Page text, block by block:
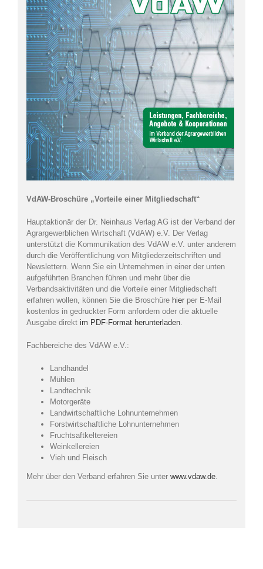
VdAW-Broschüre „Vorteile einer Mitgliedschaft“
Hauptaktionär der Dr. Neinhaus Verlag AG ist der Verband der
Agrargewerblichen Wirtschaft (VdAW) e.V. Der Verlag
unterstützt die Kommunikation des VdAW e.V. unter anderem
durch die Veröffentlichung von Mitgliederzeitschriften und
Newslettern. Wenn Sie ein Unternehmen in einer der unten
aufgeführten Branchen führen und mehr über die
Verbandsaktivitäten und die Vorteile einer Mitgliedschaft
erfahren wollen, können Sie die Broschüre hier per E-Mail
kostenlos in gedruckter Form anfordern oder die aktuelle
Ausgabe direkt im PDF-Format herunterladen.
Fachbereiche des VdAW e.V.:
Landhandel
Mühlen
Landtechnik
Motorgeräte
Landwirtschaftliche Lohnunternehmen
Forstwirtschaftliche Lohnunternehmen
Fruchtsaftkeltereien
Weinkellereien
Vieh und Fleisch
Mehr über den Verband erfahren Sie unter www.vdaw.de.